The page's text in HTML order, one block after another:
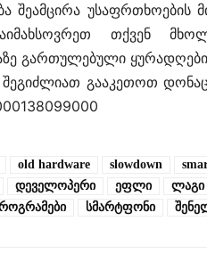
შეამცირა უსაფრთხოების
თქვენ
გართულებული
შეგიძლიათ გააკეთოთ
old hardware slowdown
დეველოპერი ეფლი ლაგი
სმარტფონი